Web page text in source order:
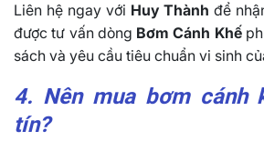
Liên hệ ngay với Huy Thành để
được tư vấn dòng Bơm Cánh Khế
sách và yêu cầu tiêu chuẩn vi sinh
4. Nên mua bơm cánh
tín?